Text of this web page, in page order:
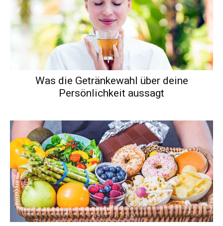
Was die Getränkewahl über deine
Persönlichkeit aussagt